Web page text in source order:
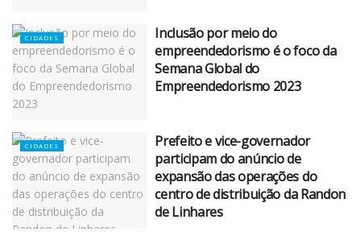
CIDADES
Inclusão por meio do
empreendedorismo é o foco da
Semana Global do
Empreendedorismo 2023
CIDADES
Prefeito e vice-governador
participam do anúncio de
expansão das operações do
centro de distribuição da Randon
de Linhares